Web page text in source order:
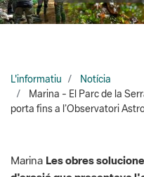
L'informatiu
Notícia
Marina - El Parc de la
MarinaLes obres
El Parc de